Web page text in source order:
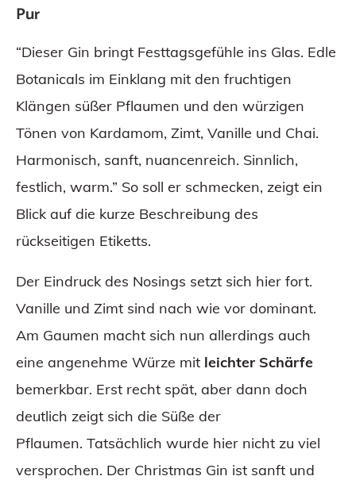
Pur
“Dieser Gin bringt Festtagsgefühle ins Glas. Edle
Botanicals im Einklang mit den fruchtigen
Klängen süßer Pflaumen und den würzigen
Tönen von Kardamom, Zimt, Vanille und Chai.
Harmonisch, sanft, nuancenreich. Sinnlich,
festlich, warm.” So soll er schmecken, zeigt ein
Blick auf die kurze Beschreibung des
rückseitigen Etiketts.
Der Eindruck des Nosings setzt sich hier fort.
Vanille und Zimt sind nach wie vor dominant.
Am Gaumen macht sich nun allerdings auch
eine angenehme Würze mit leichter Schärfe
bemerkbar. Erst recht spät, aber dann doch
deutlich zeigt sich die Süße der
Pflaumen. Tatsächlich wurde hier nicht zu viel
versprochen. Der Christmas Gin ist sanft und